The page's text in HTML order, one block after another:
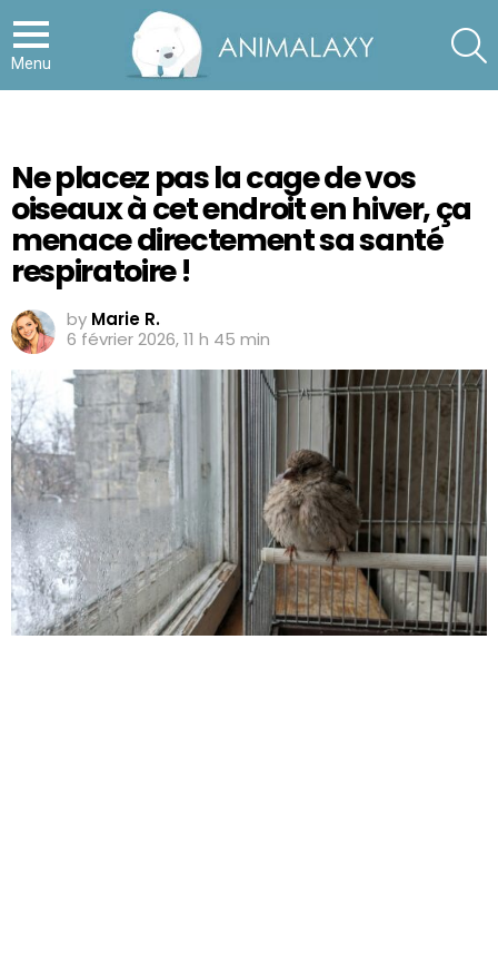
Menu
Ne placez pas la cage de vos
oiseaux à cet endroit en hiver, ça
menace directement sa santé
respiratoire !
by Marie R.
6 février 2026, 11 h 45 min